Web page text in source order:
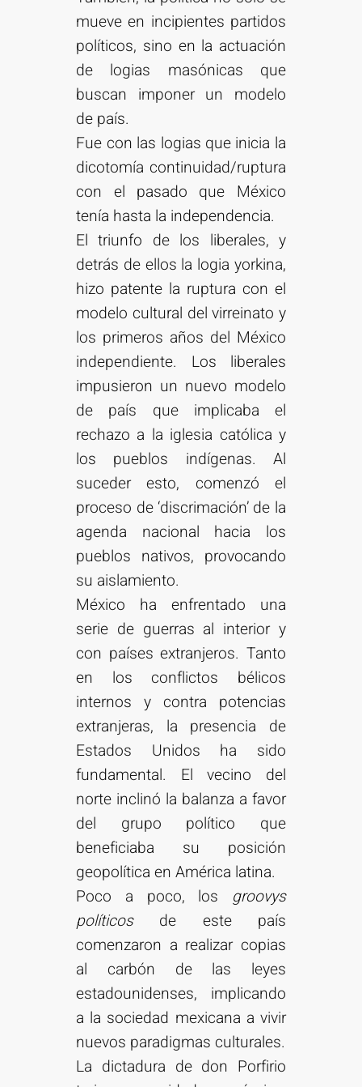
mueve en incipientes partidos
políticos, sino en la actuación
de logias masónicas que
buscan imponer un modelo
de país.
Fue con las logias que inicia la
dicotomía continuidad/ruptura
con el pasado que México
tenía hasta la independencia.
El triunfo de los liberales, y
detrás de ellos la logia yorkina,
hizo patente la ruptura con el
modelo cultural del virreinato y
los primeros años del México
independiente. Los liberales
impusieron un nuevo modelo
de país que implicaba el
rechazo a la iglesia católica y
los pueblos indígenas. Al
suceder esto, comenzó el
proceso de ‘discrimación’ de la
agenda nacional hacia los
pueblos nativos, provocando
su aislamiento.
México ha enfrentado una
serie de guerras al interior y
con países extranjeros. Tanto
en los conflictos bélicos
internos y contra potencias
extranjeras, la presencia de
Estados Unidos ha sido
fundamental. El vecino del
norte inclinó la balanza a favor
del grupo político que
beneficiaba su posición
geopolítica en América latina.
Poco a poco, los groovys
políticosde este país
comenzaron a realizar copias
al carbón de las leyes
estadounidenses, implicando
a la sociedad mexicana a vivir
nuevos paradigmas culturales.
La dictadura de don Porfirio